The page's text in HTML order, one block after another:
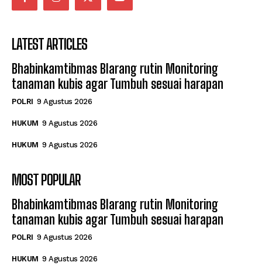
LATEST ARTICLES
Bhabinkamtibmas Blarang rutin Monitoring
tanaman kubis agar Tumbuh sesuai harapan
POLRI 9 Agustus 2026
HUKUM 9 Agustus 2026
HUKUM 9 Agustus 2026
MOST POPULAR
Bhabinkamtibmas Blarang rutin Monitoring
tanaman kubis agar Tumbuh sesuai harapan
POLRI 9 Agustus 2026
HUKUM 9 Agustus 2026